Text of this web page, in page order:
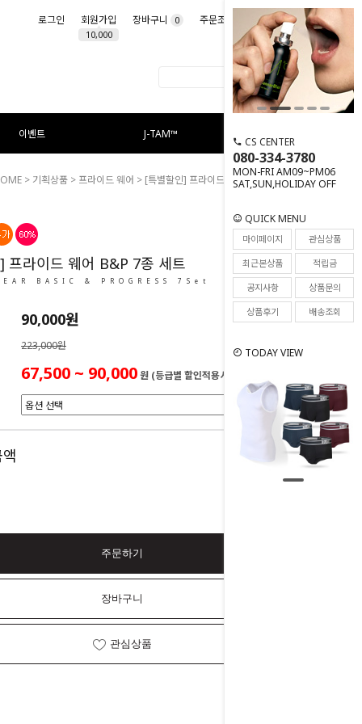
로그인 회원가입
10,000
장바구니 0 주문조회 마이페이지
이벤트 J-TAM™
CS CENTER
080-334-3780
MON-FRI AM09~PM06
SAT,SUN,HOLIDAY OFF
QUICK MENU
마이페이지
관심상품
최근본상품
적립금
공지사항
상품문의
상품후기
배송조회
TODAY VIEW
> 기획상품 > 프라이드 웨어 > [특별할인] 프라이드 웨어 B&P 7종 세트
0
프라이드 웨어 B&P 7종 세트
BASIC & PROGRESS 7Set
90,000원
223,000원
67,500 ~ 90,000원 (등급별 할인적용시)
0 원
주문하기
장바구니
관심상품